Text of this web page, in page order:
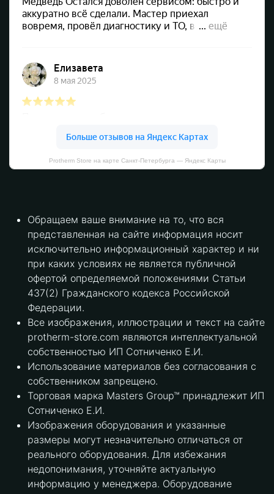
Protherm Store на карте Санкт‑Петербурга — Яндекс Карты
Обращаем ваше внимание на то, что вся
представленная на сайте информация носит
исключительно информационный характер и ни
при каких условиях не является публичной
офертой определяемой положениями Статьи
437(2) Гражданского кодекса Российской
Федерации.
Все изображения, иллюстрации и текст на сайте
protherm-store.com являются интеллектуальной
собственностью ИП Сотниченко Е.И.
Использование материалов без согласования с
собственником запрещено.
Торговая марка Masters Group™ принадлежит ИП
Сотниченко Е.И.
Изображения оборудования и указанные
размеры могут незначительно отличаться от
реального оборудования. Для избежания
недопонимания, уточняйте актуальную
информацию у менеджера. Оборудование